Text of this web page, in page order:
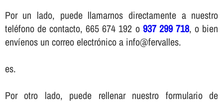
Por un lado, puede llamarnos directamente a nuestro
teléfono de contacto, 665 674 192 o 937 299 718, o bien
enví­enos un correo electrónico a info@fervalles.
es.
Por otro lado, puede rellenar nuestro formulario de